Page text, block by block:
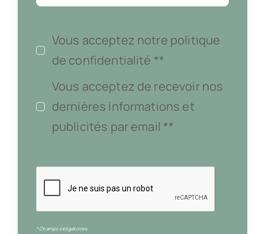
Vous acceptez notre politique
de confidentialité **
Vous acceptez de recevoir nos
dernières informations et
publicités par email **
* Champs obligatoires.